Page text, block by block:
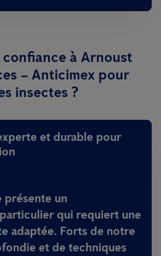
à Arnoust
– Anticimex pour
insectes ?
et durable pour
présente un
qui requiert une
adaptée. Forts de notre
et de techniques